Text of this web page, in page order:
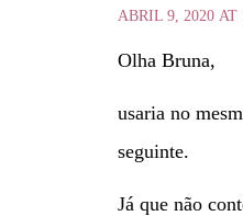
ABRIL 9, 2020 AT
Olha Bruna,
usaria no
seguinte.
Já que não